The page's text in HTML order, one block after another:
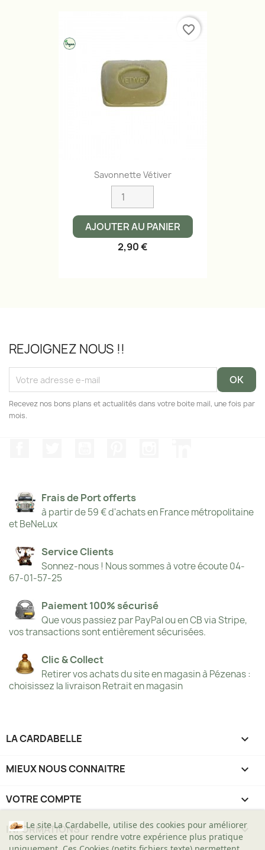
Savonnette Vétiver
AJOUTER AU PANIER
2,90 €
favorite_border
REJOIGNEZ NOUS !!
Recevez nos bons plans et actualités dans votre boite mail, une fois par
mois.
Frais de Port offerts
à partir de 59 € d'achats en France métropolitaine
et BeNeLux
Service Clients
Sonnez-nous ! Nous sommes à votre écoute 04-
67-01-57-25
Paiement 100% sécurisé
Que vous passiez par PayPal ou en CB via Stripe,
vos transactions sont entièrement sécurisées.
Clic & Collect
Retirer vos achats du site en magasin à Pézenas :
choisissez la livraison Retrait en magasin
Le site La Cardabelle, utilise des cookies pour améliorer
nos services et pour rendre votre expérience plus pratique
LA CARDABELLE 
MIEUX NOUS CONNAITRE 
VOTRE COMPTE 
INFORMATIONS keyboard_arrow_down